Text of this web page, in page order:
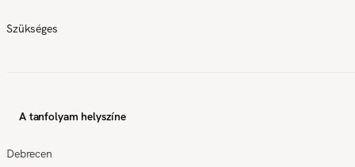
Szükséges
A tanfolyam helyszíne
Debrecen